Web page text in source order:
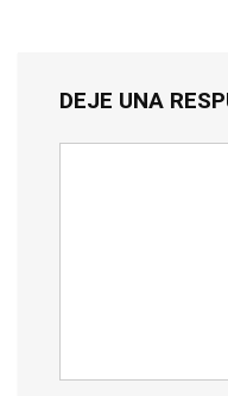
DEJE UNA